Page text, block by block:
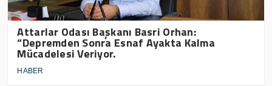
Attarlar Odası Başkanı Basri Orhan:
“Depremden Sonra Esnaf Ayakta Kalma
Mücadelesi Veriyor.
HABER